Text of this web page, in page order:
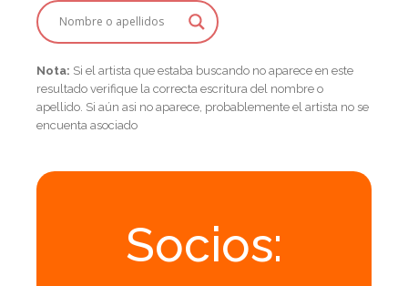
Nota: Si el artista que estaba buscando no aparece en este
resultado verifique la correcta escritura del nombre o
apellido. Si aún asi no aparece, probablemente el artista no se
encuenta asociado
Socios: